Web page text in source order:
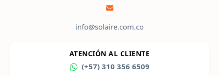
info@solaire.com.co
ATENCIÓN AL CLIENTE
(+57) 310 356 6509